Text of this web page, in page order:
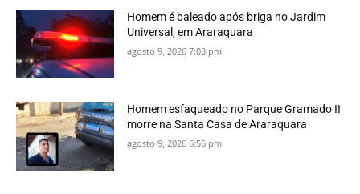
Homem é baleado após briga no Jardim
Universal, em Araraquara
agosto 9, 2026 7:03 pm
Homem esfaqueado no Parque Gramado II
morre na Santa Casa de Araraquara
agosto 9, 2026 6:56 pm